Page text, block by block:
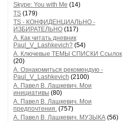
Skype: You with Me (14)
TS (179)
TS - КОНФИДЕНЦИАЛЬНО -
ИЗБИРАТЕЛЬНО (117)
А. Как читать дневник
Paul_V_Lashkevich? (54)
А. Ключевые ТЕМЫ СПИСКИ Ссылок
(20)
А. Ознакомиться рекомендую -
Paul_V_Lashkevich (2100)
А. Павел В. Лашкевич. Мои
инициативы (80)
А. Павел В. Лашкевич. Мои
предпочтения. (757)
А. Павел В. Лашкевич. МУЗЫКА (56)